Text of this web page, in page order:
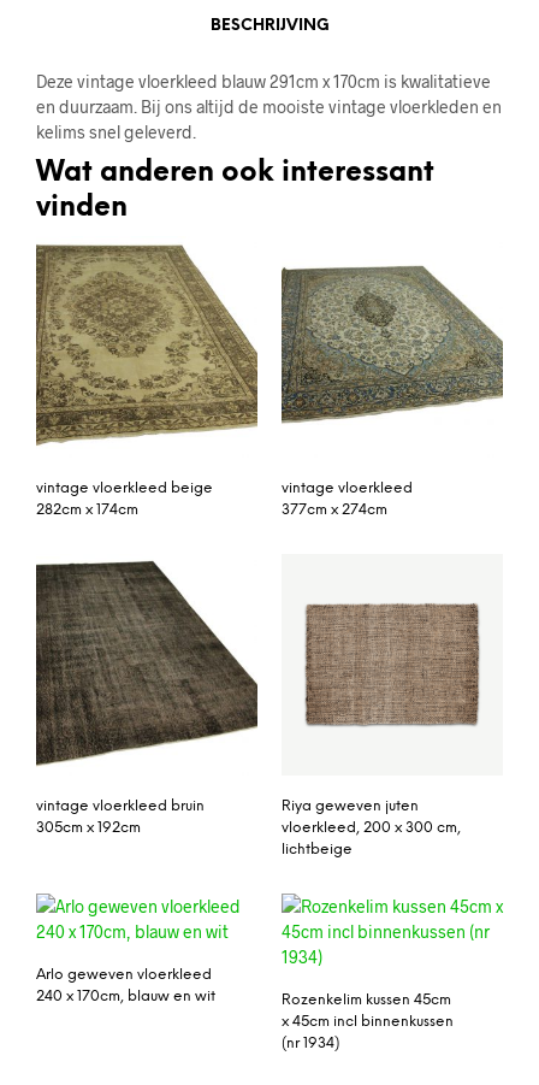
BESCHRIJVING
Deze vintage vloerkleed blauw 291cm x 170cm is kwalitatieve
en duurzaam. Bij ons altijd de mooiste vintage vloerkleden en
kelims snel geleverd.
Wat anderen ook interessant
vinden
vintage vloerkleed beige
282cm x 174cm
vintage vloerkleed
377cm x 274cm
vintage vloerkleed bruin
305cm x 192cm
Riya geweven juten
vloerkleed, 200 x 300 cm,
lichtbeige
Arlo geweven vloerkleed
240 x 170cm, blauw en wit
Rozenkelim kussen 45cm
x 45cm incl binnenkussen
(nr 1934)